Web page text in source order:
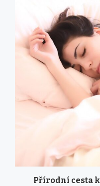
Přírodní cesta